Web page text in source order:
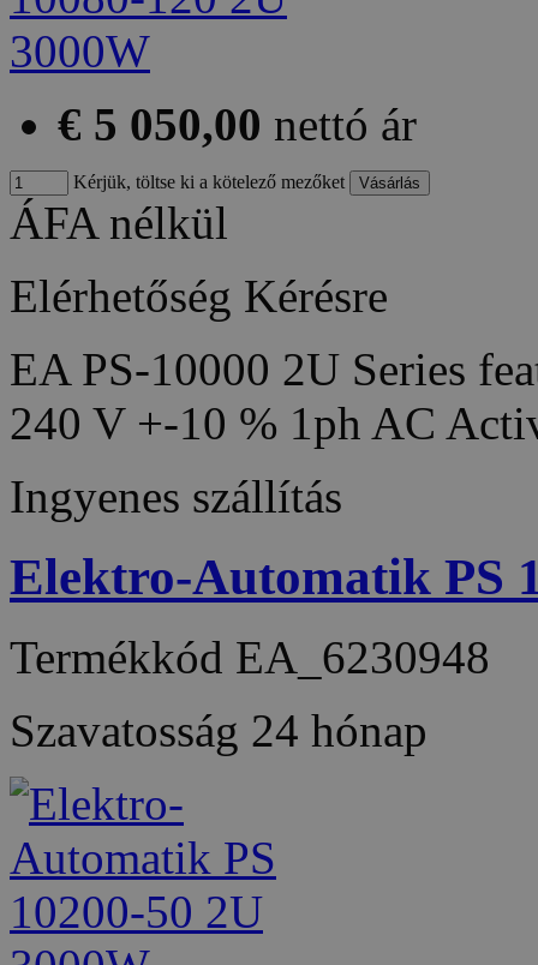
€ 5 050,00 nettó ár
Kérjük, töltse ki a kötelező mezőket
ÁFA nélkül
Elérhetőség Kérésre
EA PS-10000 2U Series
240 V +-10 % 1ph AC
Ingyenes szállítás
Elektro-Automatik PS
Termékkód EA_6230948
Szavatosság 24 hónap